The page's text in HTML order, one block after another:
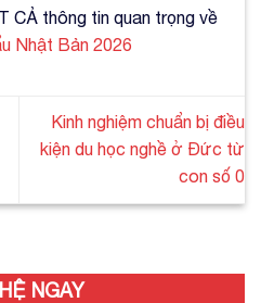
CẢ thông tin quan trọng về
Nhật Bản 2026
Kinh nghiệm chuẩn bị điều
kiện du học nghề ở Đức từ
con số 0
NGAY